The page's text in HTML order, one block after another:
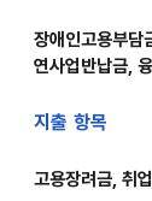
장애인고용부담
연사업반납금,
지출 항목
고용장려금, 취